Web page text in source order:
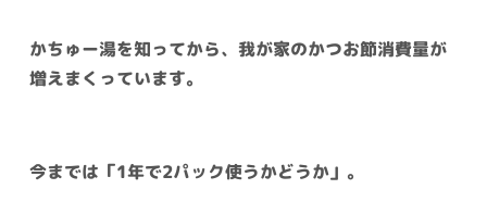
かちゅー湯を知ってから、我が家のかつお節消費量が
増えまくっています。
今までは「1年で2パック使うかどうか」。